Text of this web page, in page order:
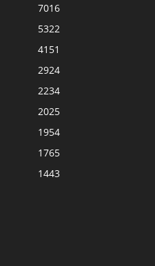
7016
5322
4151
2924
2234
2025
1954
1765
1443